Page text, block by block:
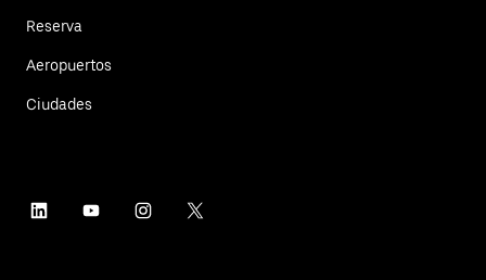
Reserva
Aeropuertos
Ciudades